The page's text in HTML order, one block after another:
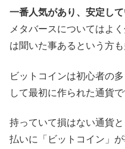
一番人気があり、安定し
メタバースについてはよ
は聞いた事あるという方
ビットコインは初心者の
して最初に作られた通貨で
持っていて損はない通貨
払いに「ビットコイン」